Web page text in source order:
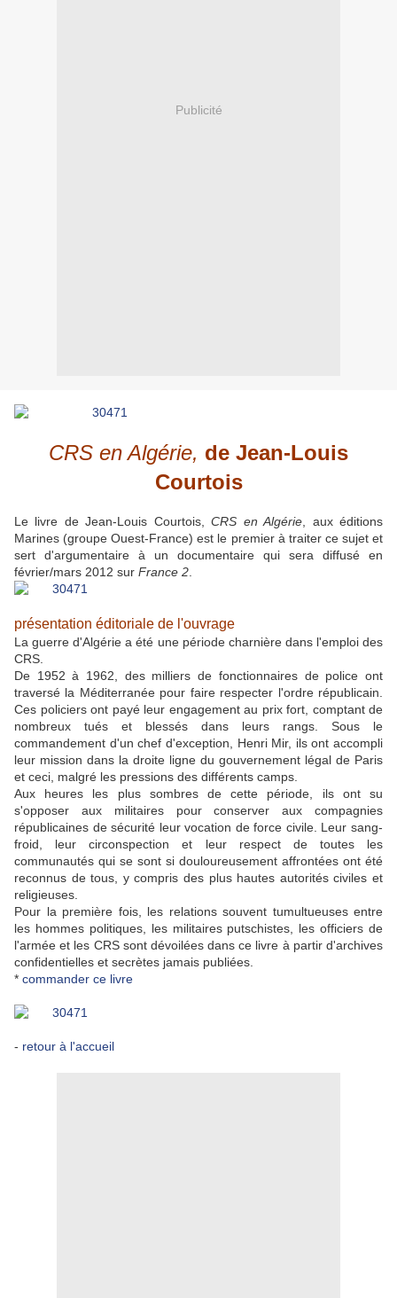
Publicité
CRS en Algérie, de Jean-Louis
Courtois
Le livre de Jean-Louis Courtois,CRS en Algérie , aux éditions
Marines (groupe Ouest-France) est le premier à traiter ce sujet et
sert d'argumentaire à un documentaire qui sera diffusé en
février/mars 2012 sur France 2
présentation éditoriale de l'ouvrage
La guerre d'Algérie a été une période charnière dans l'emploi des
CRS.
De 1952 à 1962, des milliers de fonctionnaires de police ont
traversé la Méditerranée pour faire respecter l'ordre républicain.
Ces policiers ont payé leur engagement au prix fort, comptant de
nombreux tués et blessés dans leurs rangs. Sous le
commandement d'un chef d'exception, Henri Mir, ils ont accompli
leur mission dans la droite ligne du gouvernement légal de Paris
et ceci, malgré les pressions des différents camps.
Aux heures les plus sombres de cette période, ils ont su
s'opposer aux militaires pour conserver aux compagnies
républicaines de sécurité leur vocation de force civile. Leur sang-
froid, leur circonspection et leur respect de toutes les
communautés qui se sont si douloureusement affrontées ont été
reconnus de tous, y compris des plus hautes autorités civiles et
religieuses.
Pour la première fois, les relations souvent tumultueuses entre
les hommes politiques, les militaires putschistes, les officiers de
l'armée et les CRS sont dévoilées dans ce livre à partir d'archives
confidentielles et secrètes jamais publiées.
* commander ce livre
- retour à l'accueil